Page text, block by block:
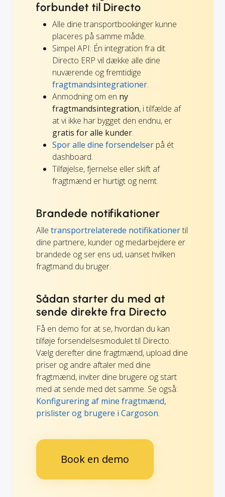
forbundet til Directo
Alle dine transportbookinger kunne
placeres på samme måde.
Simpel API: Én integration fra dit
Directo ERP vil dække alle dine
nuværende og fremtidige
fragtmandsintegrationer.
Anmodning om en ny
fragtmandsintegration, i tilfælde af
at vi ikke har bygget den endnu, er
gratis for alle kunder.
Spor alle dine forsendelser på ét
dashboard.
Tilføjelse, fjernelse eller skift af
fragtmænd er hurtigt og nemt.
Brandede notifikationer
Alle transportrelaterede notifikationertil
dine partnere, kunder og medarbejdere er
brandede og ser ens ud, uanset hvilken
fragtmand du bruger.
Sådan starter du med at
sende direkte fra Directo
Få en demo for at se, hvordan du kan
tilføje forsendelsesmodulet til Directo.
Vælg derefter dine fragtmænd, upload dine
priser og andre aftaler med dine
fragtmænd, inviter dine brugere og start
med at sende med det samme. Se også:
Konfigurering af mine fragtmænd,
prislister og brugere i Cargoson.
Book en demo